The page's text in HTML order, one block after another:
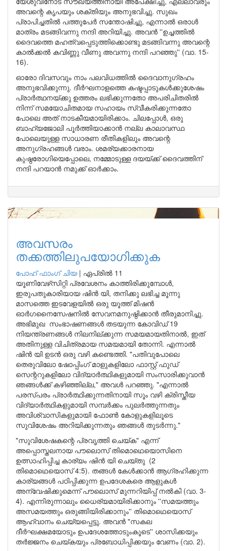
അവന്റെ കൃപയും ശക്തിയും അനുഭവിച്ചു. സുഖം
പ്രാപിച്ചതിൽ പത്തുപേർ സന്തോഷിച്ചു, എന്നാൽ ഒരാൾ
മാത്രം മടങ്ങിവന്നു നന്ദി അറിയിച്ചു. അവൻ ''ഉച്ചത്തിൽ
ദൈവത്തെ മഹത്വപ്പെടുത്തിക്കൊണ്ടു മടങ്ങിവന്നു അവന്റെ
കാൽക്കൽ കവിണ്ണു വീണു അവന്നു നന്ദി പറഞ്ഞു'' (വാ. 15-
16).
ഓരോ ദിവസവും നാം പലവിധത്തിൽ ദൈവാനുഗ്രഹം
അനുഭവിക്കുന്നു. ദീർഘനാളത്തെ കഷ്ടപ്പാടുകൾക്കുശേഷം
പ്രാർത്ഥനയ്ക്കു ഉത്തരം ലഭിക്കുന്നതോ അപരിചിതരിൽ
നിന്ന് സമയോചിതമായ സഹായം സ്വീകരിക്കുന്നതോ
പോലെ അത് നാടകീയമായിരിക്കാം. ചിലപ്പോൾ, ഒരു
ബാഹ്യജോലി പൂർത്തിയാക്കാൻ നല്ല കാലാവസ്ഥ
പോലെയുള്ള സാധാരണ രീതികളിലും അവന്റെ
അനുഗ്രഹങ്ങൾ വരാം. ശമര്യക്കാരനായ
കുഷ്ഠരോഗിയെപ്പോലെ, നമ്മോടുള്ള ദയയ്ക്ക് ദൈവത്തിന്
നന്ദി പറയാൻ നമുക്ക് ഓർക്കാം.
അവസരം
തക്കത്തിലുപയോഗിക്കുക
പോഹ് ഫാംഗ് ചിയ| ഏപ്രിൽ 11
യൂണിവേഴ്‌സിറ്റി പ്രവേശനം കാത്തിരിക്കുമ്പോൾ,
ഇരുപതുകാരിയായ ഷിൻ യി, തനിക്കു ലഭിച്ച മൂന്നു
മാസത്തെ ഇടവേളയിൽ ഒരു യൂത്ത് മിഷൻ
ഓർഗനൈസേഷനിൽ സേവനമനുഷ്ഠിക്കാൻ തീരുമാനിച്ചു.
അഭിമുഖ സംഭാഷണങ്ങൾ തടയുന്ന കോവിഡ് 19
നിയന്ത്രണങ്ങൾ നിലനില്ക്കുന്ന സമയമായതിനാൽ, ഇത്
അതിനുള്ള വിചിത്രമായ സമയമായി തോന്നി. എന്നാൽ
ഷിൻ യി ഉടൻ ഒരു വഴി കണ്ടെത്തി. "പതിവുപോലെ
തെരുവിലോ ഷോപ്പിംഗ് മാളുകളിലോ ഫാസ്റ്റ് ഫുഡ്
സെന്ററുകളിലോ വിദ്യാർത്ഥികളുമായി സംസാരിക്കുവാൻ
ഞങ്ങൾക്ക് കഴിഞ്ഞില്ല," അവൾ പറഞ്ഞു. "എന്നാൽ
പരസ്പരം പ്രാർത്ഥിക്കുന്നതിനായി സൂം വഴി ക്രിസ്തീയ
വിദ്യാർത്ഥികളുമായി സമ്പർക്കം പുലർത്തുന്നതും
അവിശ്വാസികളുമായി ഫോൺ കോളുകളിലൂടെ
സുവിശേഷം അറിയിക്കുന്നതും ഞങ്ങൾ തുടർന്നു."
"സുവിശേഷകന്റെ പ്രവൃത്തി ചെയ്ക" എന്ന്
അപ്പൊസ്തലനായ പൗലൊസ് തിമൊഥെയൊസിനെ
ഉത്സാഹിപ്പിച്ച കാര്യം ഷിൻ യി ചെയ്തു (2
തിമൊഥെയൊസ് 4:5). തങ്ങൾ കേൾക്കാൻ ആഗ്രഹിക്കുന്ന
കാര്യങ്ങൾ പഠിപ്പിക്കുന്ന ഉപദേശകരെ ആളുകൾ
അന്വേഷിക്കുമെന്ന് പൗലൊസ് മുന്നറിയിപ്പ് നൽകി (വാ. 3-
4). എന്നിരുന്നാലും ധൈര്യമായിരിക്കാനും ''സമയത്തും
അസമയത്തും ഒരുങ്ങിയിരിക്കാനും'' തിമൊഥെയൊസ്
ആഹ്വാനം ചെയ്യപ്പെട്ടു. അവൻ "സകല
ദീർഘക്ഷമയോടും ഉപദേശത്തോടുംകൂടെ'' ശാസിക്കയും
തർജ്ജനം ചെയ്കയും പ്രബോധിപ്പിക്കയും വേണം (വാ. 2).